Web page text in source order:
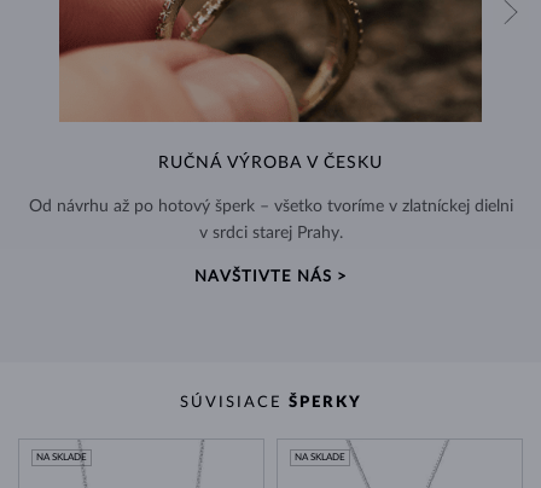
RUČNÁ VÝROBA V ČESKU
Od návrhu až po hotový šperk – všetko tvoríme v zlatníckej dielni
v srdci starej Prahy.
NAVŠTIVTE NÁS >
SÚVISIACE ŠPERKY
NA SKLADE NA SKLADE